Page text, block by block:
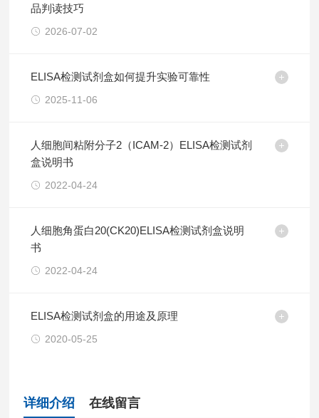
品判读技巧
2026-07-02
ELISA检测试剂盒如何提升实验可靠性
2025-11-06
人细胞间粘附分子2（ICAM-2）ELISA检测试剂
盒说明书
2022-04-24
人细胞角蛋白20(CK20)ELISA检测试剂盒说明
书
2022-04-24
ELISA检测试剂盒的用途及原理
2020-05-25
详细介绍 在线留言